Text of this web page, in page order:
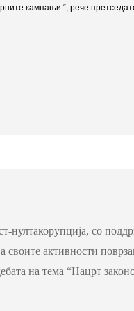
кампањи “, рече
нултакорупција, со
активности
на тема “Нацрт